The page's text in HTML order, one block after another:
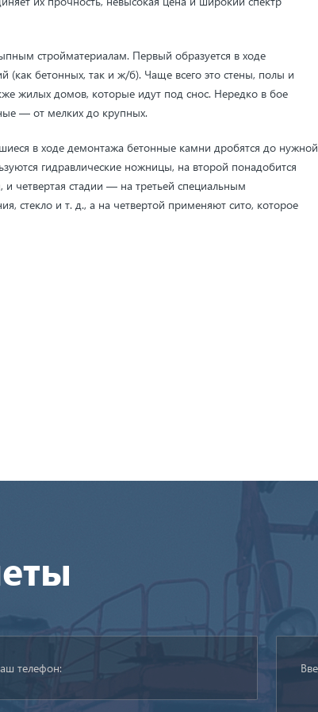
стройматериалам. Первый образуется в ходе
(как бетонных, так и ж/б). Чаще всего это стены, полы и
жилых домов, которые идут под снос. Нередко в бое
— от мелких до крупных.
в ходе демонтажа бетонные камни дробятся до нужной
гидравлические ножницы, на второй понадобится
четвертая стадии — на третьей специальным
стекло и т. д., а на четвертой применяют сито, которое